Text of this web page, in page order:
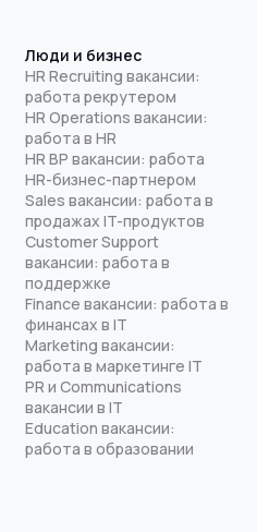
Люди и бизнес
HR Recruiting вакансии:
работа рекрутером
HR Operations вакансии:
работа в HR
HR BP вакансии: работа
HR-бизнес-партнером
Sales вакансии: работа в
продажах IT-продуктов
Customer Support
вакансии: работа в
поддержке
Finance вакансии: работа в
финансах в IT
Marketing вакансии:
работа в маркетинге IT
PR и Communications
вакансии в IT
Education вакансии:
работа в образовании